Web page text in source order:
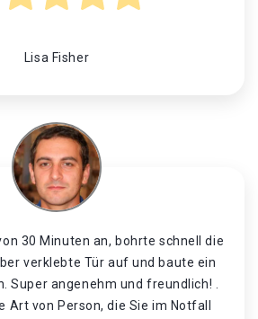
Lisa Fisher
30 Minuten an, bohrte schnell die
verklebte Tür auf und baute ein
Super angenehm und freundlich! .
Art von Person, die Sie im Notfall